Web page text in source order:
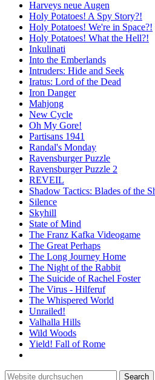
Harveys neue Augen
Holy Potatoes! A Spy Story?!
Holy Potatoes! We're in Space?!
Holy Potatoes! What the Hell?!
Inkulinati
Into the Emberlands
Intruders: Hide and Seek
Iratus: Lord of the Dead
Iron Danger
Mahjong
New Cycle
Oh My Gore!
Partisans 1941
Randal's Monday
Ravensburger Puzzle
Ravensburger Puzzle 2
REVEIL
Shadow Tactics: Blades of the
Silence
Skyhill
State of Mind
The Franz Kafka Videogame
The Great Perhaps
The Long Journey Home
The Night of the Rabbit
The Suicide of Rachel Foster
The Virus - Hilferuf
The Whispered World
Unrailed!
Valhalla Hills
Wild Woods
Yield! Fall of Rome